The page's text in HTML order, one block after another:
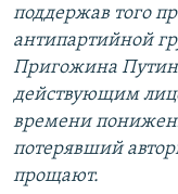
поддержав того
антипартийной
Пригожина Путин
действующим
времени
потерявший
прощают.